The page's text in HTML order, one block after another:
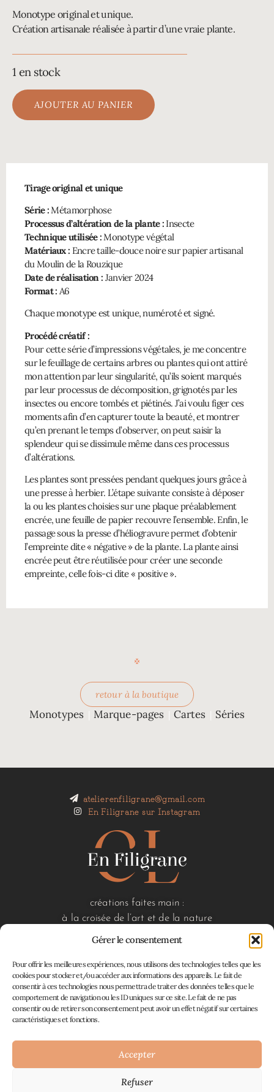
Gérer le consentement
Pour offrir les meilleures expériences, nous utilisons des technologies telles que les
cookies pour stocker et/ou accéder aux informations des appareils. Le fait de
consentir à ces technologies nous permettra de traiter des données telles que le
comportement de navigation ou les ID uniques sur ce site. Le fait de ne pas
consentir ou de retirer son consentement peut avoir un effet négatif sur certaines
caractéristiques et fonctions.
Accepter
Refuser
Monotype original et unique.
Création artisanale réalisée à partir d’une vraie plante.
1 en stock
AJOUTER AU PANIER
Tirage original et unique
Série :Métamorphose
Processus d’altération de la plante : Insecte
Technique utilisée :Monotype végétal
Matériaux : Encre taille-douce noire sur papier artisanal
du Moulin de la Rouzique
Date de réalisation : Janvier 2024
Format : A6
Chaque monotype est unique, numéroté et signé.
Procédé créatif :
Pour cette série d’impressions végétales, je me concentre
sur le feuillage de certains arbres ou plantes qui ont attiré
mon attention par leur singularité, qu’ils soient marqués
par leur processus de décomposition, grignotés par les
insectes ou encore tombés et piétinés. J’ai voulu figer ces
moments afin d’en capturer toute la beauté, et montrer
qu’en prenant le temps d’observer, on peut saisir la
splendeur qui se dissimule même dans ces processus
d’altérations.
Les plantes sont pressées pendant quelques jours grâce à
une presse à herbier. L’étape suivante consiste à déposer
la ou les plantes choisies sur une plaque préalablement
encrée, une feuille de papier recouvre l’ensemble. Enfin, le
passage sous la presse d’héliogravure permet d’obtenir
l’empreinte dite « négative » de la plante. La plante ainsi
encrée peut être réutilisée pour créer une seconde
empreinte, celle fois-ci dite « positive ».
retour à la boutique
Monotypes Marque-pages Cartes Séries
atelierenfiligrane@gmail.com
En Filigrane sur Instagram
créations faites main :
à la croisée de l’art et de la nature
liens utiles
accueil
boutique
mon panier
Atelier En Filigrane © 2026